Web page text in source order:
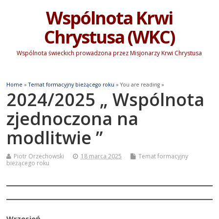
Wspólnota Krwi
Chrystusa (WKC)
Wspólnota świeckich prowadzona przez Misjonarzy Krwi Chrystusa
Home »Temat formacyjny bieżącego roku » You are reading »
2024/2025 „ Wspólnota
zjednoczona na
modlitwie ”
Piotr Orzechowski 18 marca 2025
Temat formacyjny
bieżącego roku